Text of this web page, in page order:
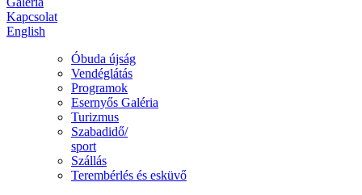
Kapcsolat
English
Óbuda újság
Vendéglátás
Programok
Esernyős Galéria
Turizmus
Szabadidő/
sport
Szállás
Terembérlés és esküvő